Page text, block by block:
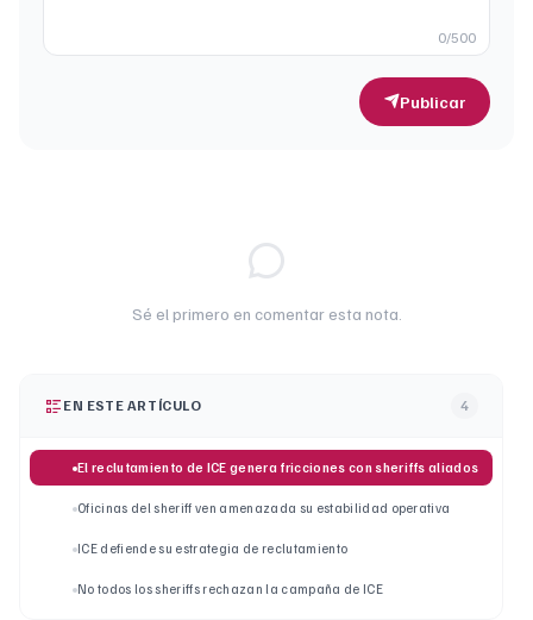
0/500
Publicar
Sé el primero en comentar esta nota.
EN ESTE ARTÍCULO 4
El reclutamiento de ICE genera fricciones con sheriffs aliados
Oficinas del sheriff ven amenazada su estabilidad operativa
ICE defiende su estrategia de reclutamiento
No todos los sheriffs rechazan la campaña de ICE